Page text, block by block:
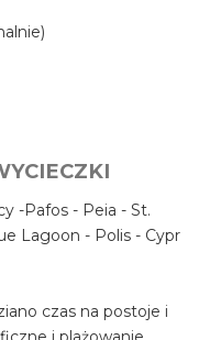
-Pafos - Peia - St.
Lagoon - Polis - Cypr
czas na postoje i